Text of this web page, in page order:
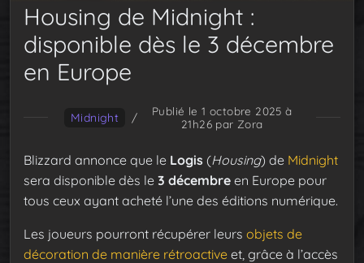
Housing de Midnight :
disponible dès le 3 décembre
en Europe
Midnight /
Publié le 1 octobre 2025 à
21h26 par Zora
Blizzard annonce que le Logis (Housing) de Midnight
sera disponible dès le 3 décembre en Europe pour
tous ceux ayant acheté l’une des éditions numérique.
Les joueurs pourront récupérer leurs objets de
décoration de manière rétroactive et, grâce à l’accès